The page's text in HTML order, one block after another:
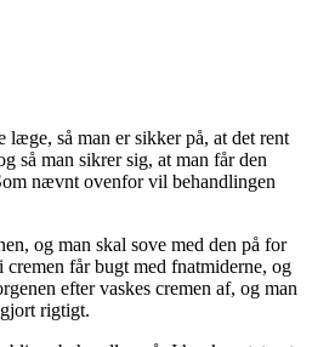
læge, så man er sikker på, at det rent
så man sikrer sig, at man får den
nævnt ovenfor vil behandlingen
og man skal sove med den på for
får bugt med fnatmiderne, og
efter vaskes cremen af, og man
rigtigt.